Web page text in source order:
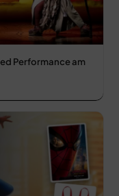
Performance am